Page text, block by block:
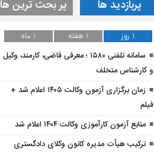
پربازدید ها پر بحث ترین ها
1 روز 1 هفته 1 ماه
سامانه تلفنی ۱۵۸۰ ؛ معرفی قاضی، کارمند، وکیل
و کارشناس متخلف
زمان برگزاری آزمون وکالت ۱۴۰۵ اعلام شد +
فیلم
منابع آزمون کارآموزی وکالت ۱۴۰۴ اعلام شد
ترکیب هیأت مدیره کانون وکلای دادگستری